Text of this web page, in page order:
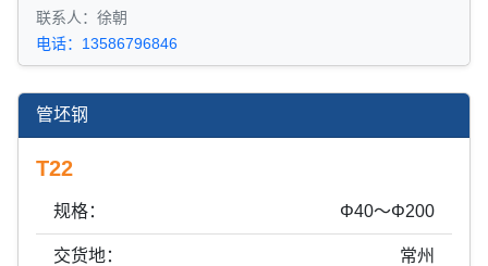
联系人：徐朝
电话：13586796846
管坯钢
T22
规格： Φ40～Φ200
交货地： 常州